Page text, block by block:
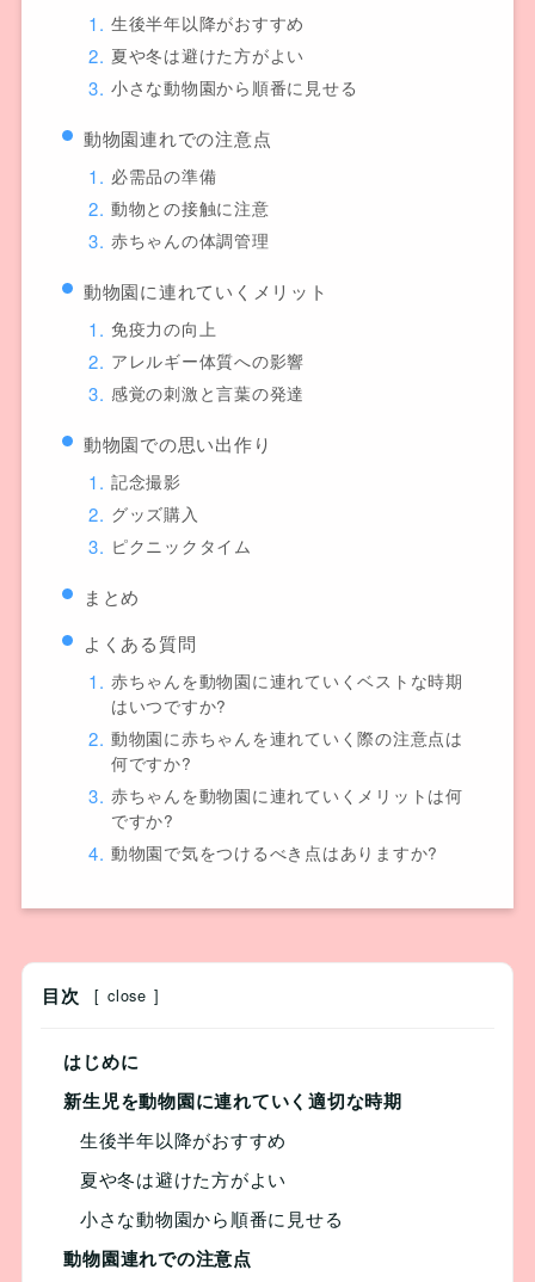
生後半年以降がおすすめ
夏や冬は避けた方がよい
小さな動物園から順番に見せる
動物園連れでの注意点
必需品の準備
動物との接触に注意
赤ちゃんの体調管理
動物園に連れていくメリット
免疫力の向上
アレルギー体質への影響
感覚の刺激と言葉の発達
動物園での思い出作り
記念撮影
グッズ購入
ピクニックタイム
まとめ
よくある質問
赤ちゃんを動物園に連れていくベストな時期
はいつですか?
動物園に赤ちゃんを連れていく際の注意点は
何ですか?
赤ちゃんを動物園に連れていくメリットは何
ですか?
動物園で気をつけるべき点はありますか?
目次 [ close ]
はじめに
新生児を動物園に連れていく適切な時期
生後半年以降がおすすめ
夏や冬は避けた方がよい
小さな動物園から順番に見せる
動物園連れでの注意点